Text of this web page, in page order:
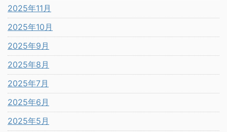
2025年11月
2025年10月
2025年9月
2025年8月
2025年7月
2025年6月
2025年5月